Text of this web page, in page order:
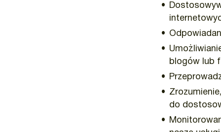
blogów lub
do